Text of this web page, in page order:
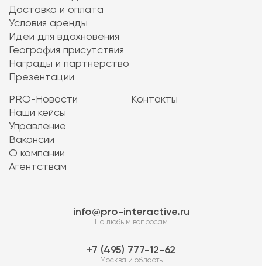
Доставка и оплата
Условия аренды
Идеи для вдохновения
География присутствия
Награды и партнерство
Презентации
PRO-Новости
Наши кейсы
Управление
Вакансии
О компании
Агентствам
Контакты
info@pro-interactive.ru
По любым вопросам
7 (495) 777-12-62
Москва и область